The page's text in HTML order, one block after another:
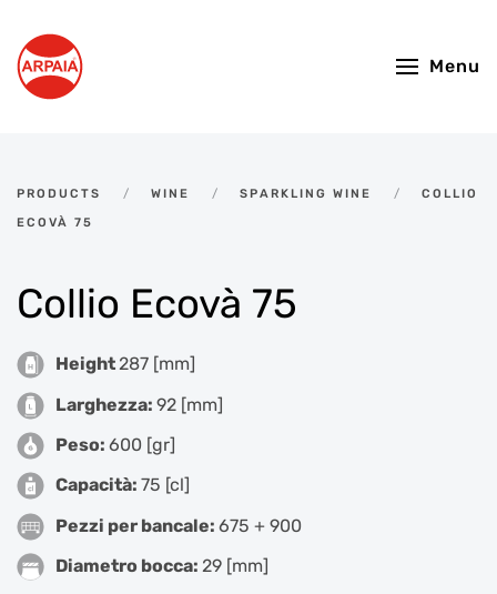
Skip to main content
Menu
PRODUCTS WINE SPARKLING WINE
COLLIO
ECOVÀ 75
Collio Ecovà 75
Height287 [mm]
Larghezza: 92 [mm]
Peso: 600 [gr]
Capacità: 75 [cl]
Pezzi per bancale: 675 + 900
Diametro bocca: 29 [mm]